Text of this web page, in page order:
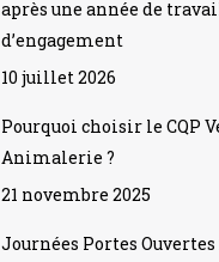
après une année de
d’engagement
10 juillet 2026
Pourquoi choisir le CQP
Animalerie ?
21 novembre 2025
Journées Portes Ouvertes